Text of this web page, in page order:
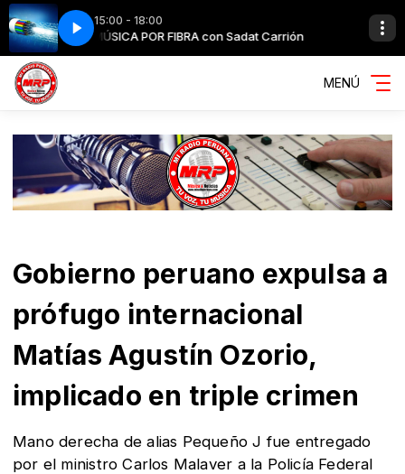
15:00 - 18:00
MÚSICA POR FIBRA con Sadat Carrión
Video]Bebe Rexha - I Got You [Official Music Video]
MENÚ
Gobierno peruano expulsa a
prófugo internacional
Matías Agustín Ozorio,
implicado en triple crimen
Mano derecha de alias Pequeño J fue entregado
por el ministro Carlos Malaver a la Policía Federal